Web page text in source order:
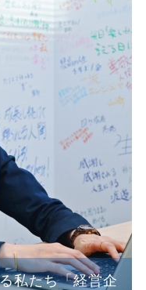
私たち「経営企